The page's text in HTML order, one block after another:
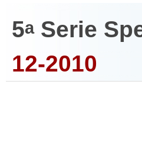
5aSerie
12-2010